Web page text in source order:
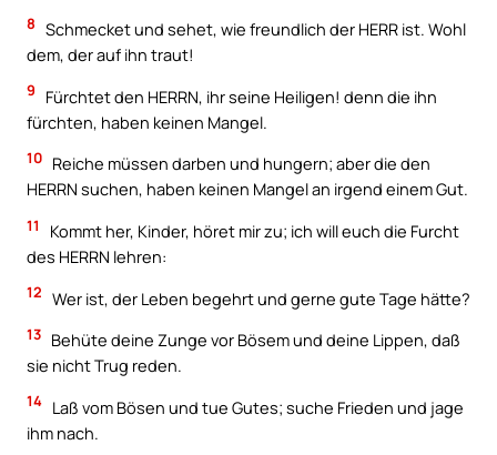
8 Schmecket und sehet, wie freundlich der HERR ist. Wohl
dem, der auf ihn traut!
9
Fürchtet den HERRN, ihr seine Heiligen! denn die ihn
fürchten, haben keinen Mangel.
10 Reiche müssen darben und hungern; aber die den
HERRN suchen, haben keinen Mangel an irgend einem Gut.
11
Kommt her, Kinder, höret mir zu; ich will euch die Furcht
des HERRN lehren:
12 Wer ist, der Leben begehrt und gerne gute Tage hätte?
13 Behüte deine Zunge vor Bösem und deine Lippen, daß
sie nicht Trug reden.
14 Laß vom Bösen und tue Gutes; suche Frieden und jage
ihm nach.